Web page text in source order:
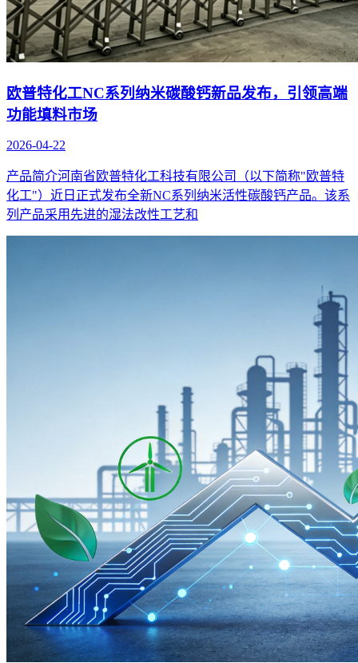
欧普特化工NC系列纳米碳酸钙新品发布，引领高端
功能填料市场
2026-04-22
产品简介河南省欧普特化工科技有限公司（以下简称"欧普特
化工"）近日正式发布全新NC系列纳米活性碳酸钙产品。该系
列产品采用先进的湿法改性工艺和